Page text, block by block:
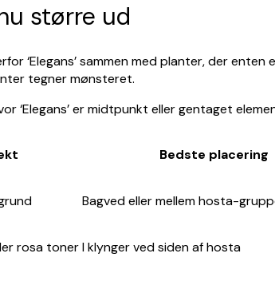
større ud
‘Elegans’ sammen med planter, der
tegner mønsteret.
‘Elegans’ er midtpunkt eller gentaget
Bedste placering
Bagved eller mellem hosta-
rosa tonerI klynger ved siden af hosta